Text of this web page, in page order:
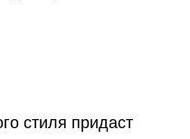
стиля придаст